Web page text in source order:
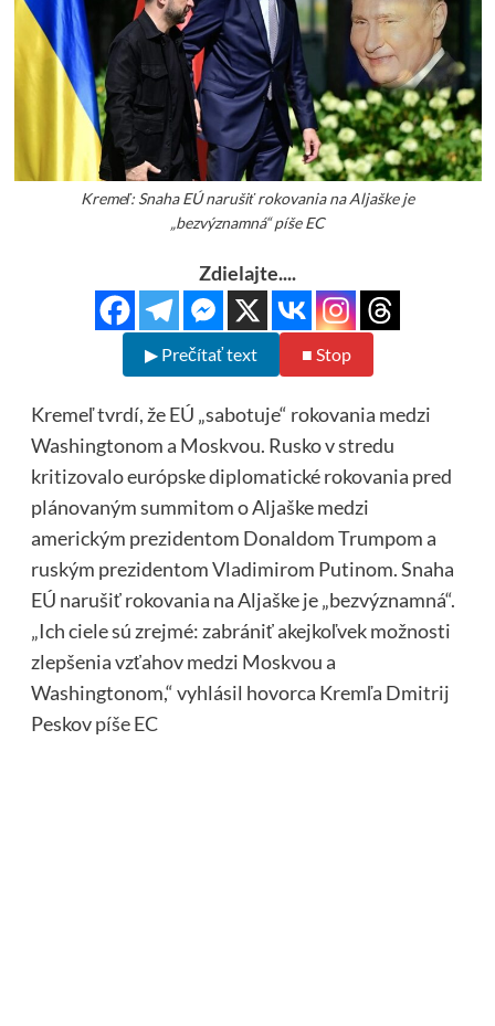
Kremeľ: Snaha EÚ narušiť rokovania na Aljaške je
„bezvýznamná“ píše EC
Zdielajte....
▶ Prečítať text ■ Stop
Kremeľ tvrdí, že EÚ „sabotuje“ rokovania medzi
Washingtonom a Moskvou. Rusko v stredu
kritizovalo európske diplomatické rokovania pred
plánovaným summitom o Aljaške medzi
americkým prezidentom Donaldom Trumpom a
ruským prezidentom Vladimirom Putinom. Snaha
EÚ narušiť rokovania na Aljaške je „bezvýznamná“.
„Ich ciele sú zrejmé: zabrániť akejkoľvek možnosti
zlepšenia vzťahov medzi Moskvou a
Washingtonom,“ vyhlásil hovorca Kremľa Dmitrij
PeskovpíšeEC